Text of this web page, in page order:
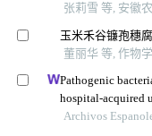
张莉雪 等, 安徽
玉米禾谷镰孢穗
董丽华 等, 作物
Pathogenic
hospital-acquired
with diabetic
Archivos